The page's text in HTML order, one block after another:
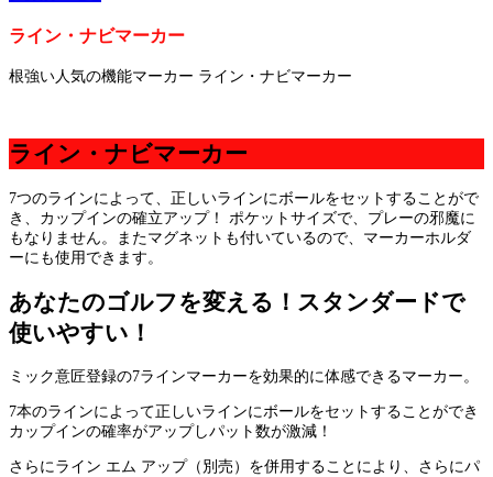
ライン・ナビマーカー
根強い人気の機能マーカー ライン・ナビマーカー
ライン・ナビマーカー
7つのラインによって、正しいラインにボールをセットすることがで
き、カップインの確立アップ！ ポケットサイズで、プレーの邪魔に
もなりません。またマグネットも付いているので、マーカーホルダ
ーにも使用できます。
あなたのゴルフを変える！スタンダードで
使いやすい！
ミック意匠登録の7ラインマーカーを効果的に体感できるマーカー。
7本のラインによって正しいラインにボールをセットすることができ
カップインの確率がアップしパット数が激減！
さらにライン エム アップ（別売）を併用することにより、さらにパ